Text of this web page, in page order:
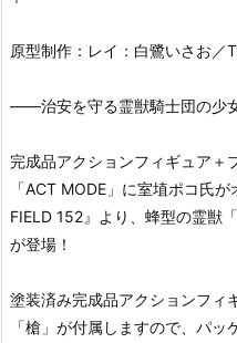
原型制作：レイ：白鷺いさお／
――治安を守る霊獣騎士団の少
完成品アクションフィギュア＋
「ACT MODE」に室埴ポコ氏
FIELD 152』より、蜂型の霊獣
が登場！
塗装済み完成品アクションフィ
「槍」が付属しますので、パ